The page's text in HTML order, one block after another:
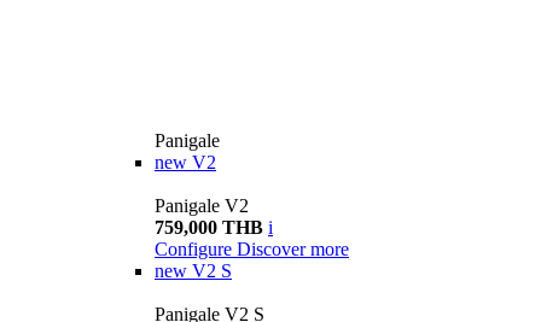
Panigale
new V2
Panigale V2
759,000 THB i
Configure Discover more
new V2 S
Panigale V2 S